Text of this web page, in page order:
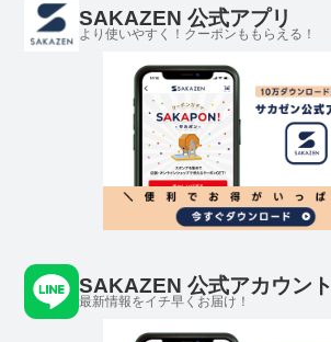
SAKAZEN 公式アプリ
より使いやすく！クーポンももらえる！
SAKAZEN 公式アカウント
最新情報をイチ早くお届け！